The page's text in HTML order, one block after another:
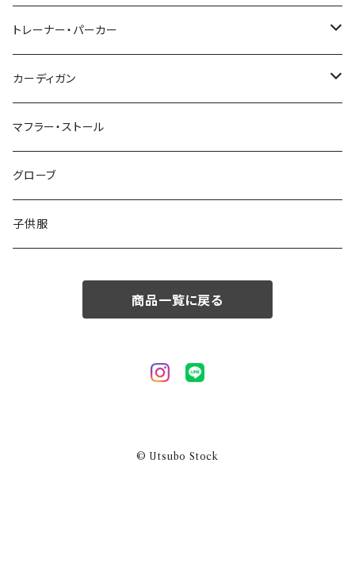
48/L
50/XL～
46/M
48/L
50/XL～
～44/S
46/M
48/L
50/XL～
トレーナー・パーカー
～44/S
46/M
48/L
50/XL～
カーディガン
～44/S
46/M
48/L
マフラー・ストール
グローブ
子供服
商品一覧に戻る
© Utsubo Stock